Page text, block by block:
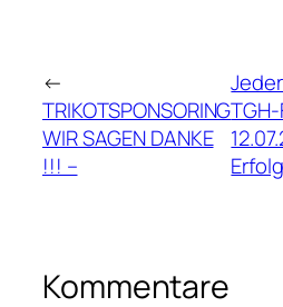
←
TRIKOTSPONSORING
WIR SAGEN DANKE
!!! –
Kommentare